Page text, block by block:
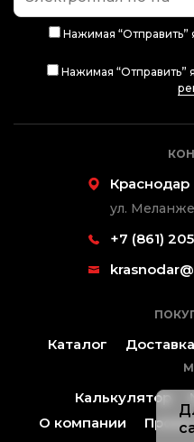
Нажимая “Отправить”
Нажимая “Отправить”
Краснодар
ул.
+7 (861)
Каталог Доставка
Калькулятор
О компании